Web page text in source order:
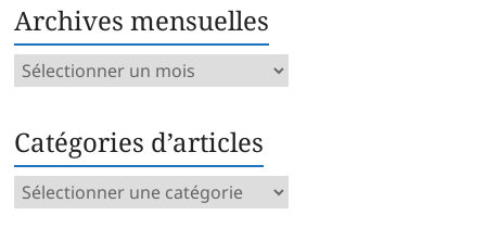
Archives mensuelles
Archives
Catégories d’articles
Catégories